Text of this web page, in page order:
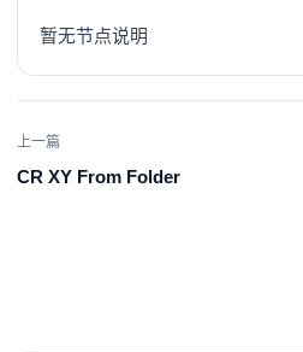
暂无节点说明
上一篇
CR XY From Folder